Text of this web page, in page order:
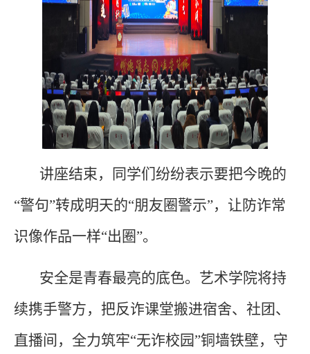
讲座结束，同学们纷纷表示要把今晚的
“警句”转成明天的“朋友圈警示”，让防诈常
识像作品一样“出圈”。
安全是青春最亮的底色。艺术学院将持
续携手警方，把反诈课堂搬进宿舍、社团、
直播间，全力筑牢“无诈校园”铜墙铁壁，守